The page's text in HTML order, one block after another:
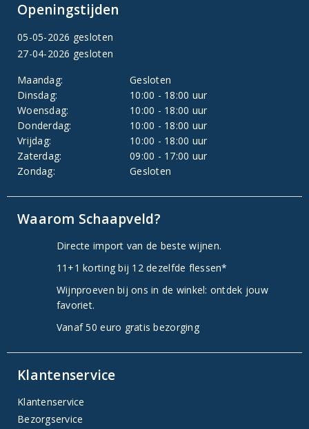
Openingstijden
05-05-2026 gesloten
27-04-2026 gesloten
Maandag:
Gesloten
Dinsdag:
10:00 - 18:00 uur
Woensdag:
10:00 - 18:00 uur
Donderdag:
10:00 - 18:00 uur
Vrijdag:
10:00 - 18:00 uur
Zaterdag:
09:00 - 17:00 uur
Zondag:
Gesloten
Waarom Schaapveld?
Directe import van de beste wijnen.
11+1 korting bij 12 dezelfde flessen*
Wijnproeven bij ons in de winkel: ontdek jouw
favoriet.
Vanaf 50 euro gratis bezorging
Klantenservice
Klantenservice
Bezorgservice